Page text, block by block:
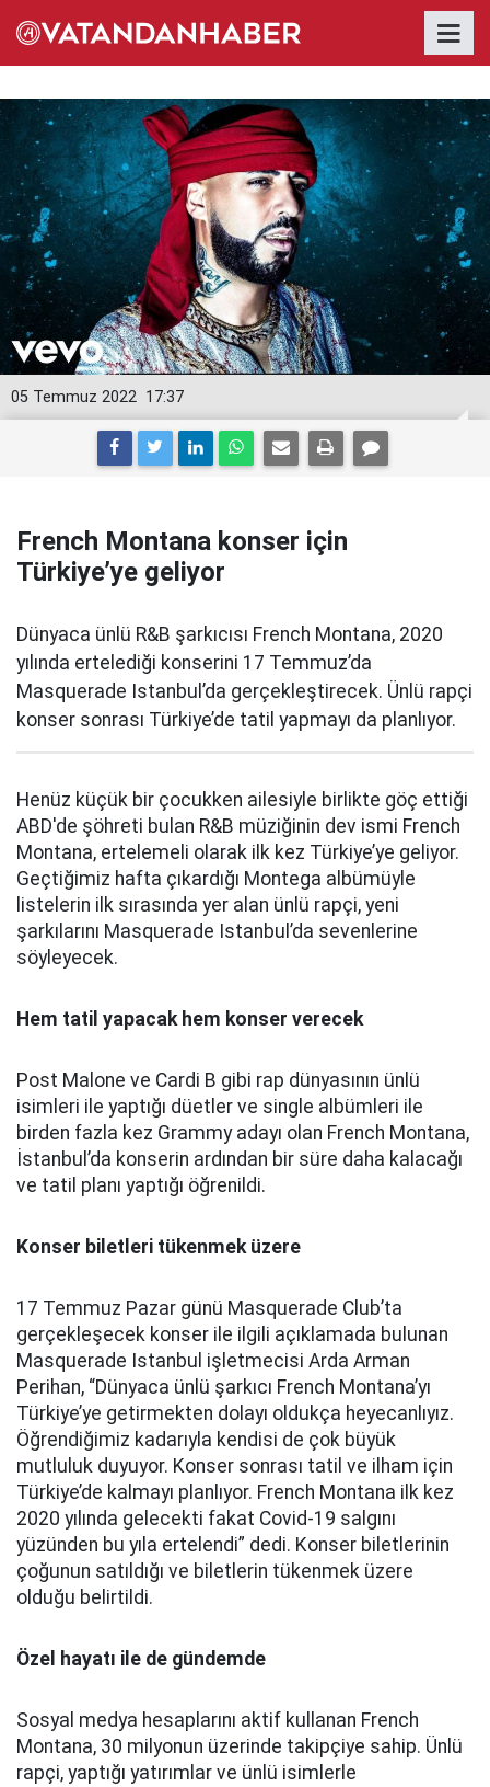
17:37
05 Temmuz 2022
French Montana konser için
Türkiye’ye geliyor
Dünyaca ünlü R&B şarkıcısı French Montana, 2020
yılında ertelediği konserini 17 Temmuz’da
Masquerade Istanbul’da gerçekleştirecek. Ünlü rapçi
konser sonrası Türkiye’de tatil yapmayı da planlıyor.
Henüz küçük bir çocukken ailesiyle birlikte göç ettiği
ABD'de şöhreti bulan R&B müziğinin dev ismi French
Montana, ertelemeli olarak ilk kez Türkiye’ye geliyor.
Geçtiğimiz hafta çıkardığı Montega albümüyle
listelerin ilk sırasında yer alan ünlü rapçi, yeni
şarkılarını Masquerade Istanbul’da sevenlerine
söyleyecek.
Hem tatil yapacak hem konser verecek
Post Malone ve Cardi B gibi rap dünyasının ünlü
isimleri ile yaptığı düetler ve single albümleri ile
birden fazla kez Grammy adayı olan French Montana,
İstanbul’da konserin ardından bir süre daha kalacağı
ve tatil planı yaptığı öğrenildi.
Konser biletleri tükenmek üzere
17 Temmuz Pazar günü Masquerade Club’ta
gerçekleşecek konser ile ilgili açıklamada bulunan
Masquerade Istanbul işletmecisi Arda Arman
Perihan, “Dünyaca ünlü şarkıcı French Montana’yı
Türkiye’ye getirmekten dolayı oldukça heyecanlıyız.
Öğrendiğimiz kadarıyla kendisi de çok büyük
mutluluk duyuyor. Konser sonrası tatil ve ilham için
Türkiye’de kalmayı planlıyor. French Montana ilk kez
2020 yılında gelecekti fakat Covid-19 salgını
yüzünden bu yıla ertelendi” dedi. Konser biletlerinin
çoğunun satıldığı ve biletlerin tükenmek üzere
olduğu belirtildi.
Özel hayatı ile de gündemde
Sosyal medya hesaplarını aktif kullanan French
Montana, 30 milyonun üzerinde takipçiye sahip. Ünlü
rapçi, yaptığı yatırımlar ve ünlü isimlerle